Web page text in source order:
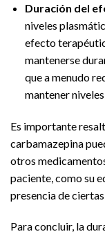
Duración del
niveles
efecto
mantenerse
que a menudo
mantener
Es importante
carbamazepina
otros
paciente, como su
presencia de
Para concluir, la